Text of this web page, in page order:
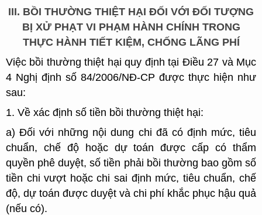
III. BỒI THƯỜNG THIỆT HẠI ĐỐI VỚI ĐỐI TƯỢNG
BỊ XỬ PHẠT VI PHẠM HÀNH CHÍNH TRONG
THỰC HÀNH TIẾT KIỆM, CHỐNG LÃNG PHÍ
Việc bồi thường thiệt hại quy định tại Điều 27 và Mục
4 Nghị định số 84/2006/NĐ-CP được thực hiện như
sau:
1. Về xác định số tiền bồi thường thiệt hại:
a) Đối với những nội dung chi đã có định mức, tiêu
chuẩn, chế độ hoặc dự toán được cấp có thẩm
quyền phê duyệt, số tiền phải bồi thường bao gồm số
tiền chi vượt hoặc chi sai định mức, tiêu chuẩn, chế
độ, dự toán được duyệt và chi phí khắc phục hậu quả
(nếu có).